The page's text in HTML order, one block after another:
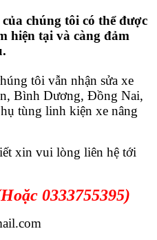
chúng tôi có thể được
hiện tại và càng đảm
tôi vẫn nhận sửa xe
Bình Dương, Đồng Nai,
tùng linh kiện xe nâng
xin vui lòng liên hệ tới
0333755395)